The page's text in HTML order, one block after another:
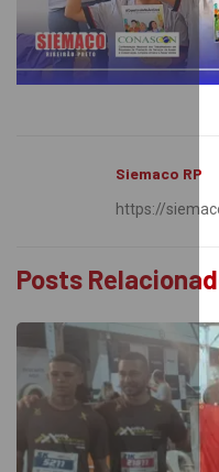
Siemaco RP
https://
Posts